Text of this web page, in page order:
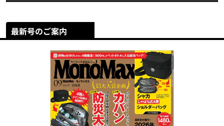
最新号のご案内